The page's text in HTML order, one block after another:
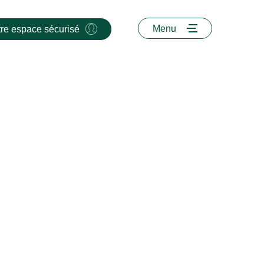
espace sécurisé Menu